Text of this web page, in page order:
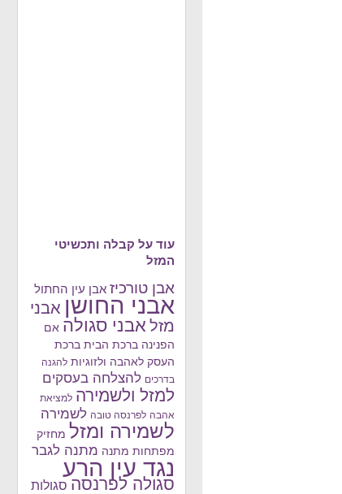
עוד על קבלה ותכשיטי
המזל
אבן טורכיז אבן עין החתול
אבני החושן אבני
מזלאבני סגולה אם
הפנינה ברכת הבית ברכת
העסק לאהבה ולזוגיות להגנה
בדרכים להצלחה בעסקים
למזל ולשמירה למציאת
אהבה לפרנסה טובה לשמירה
לשמירה ומזל מחזיק
מפתחות מתנה מתנה לגבר
נגד עין הרע
סגולה לפרנסה סגולות